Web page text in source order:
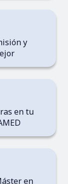
y
en tu
en